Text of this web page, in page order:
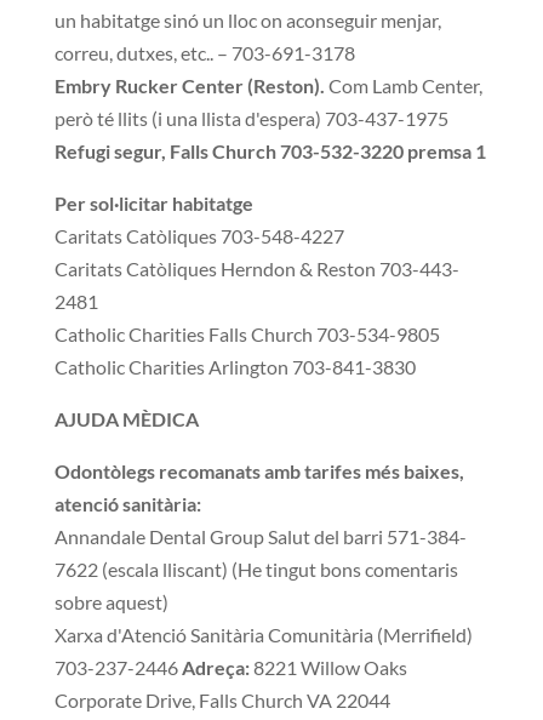
un habitatge sinó un lloc on aconseguir menjar,
correu, dutxes, etc.. – 703-691-3178
Embry Rucker Center (Reston). Com Lamb Center,
però té llits (i una llista d'espera) 703-437-1975
Refugi segur, Falls Church 703-532-3220 premsa 1
Per sol·licitar habitatge
Caritats Catòliques 703-548-4227
Caritats Catòliques Herndon & Reston 703-443-
2481
Catholic Charities Falls Church 703-534-9805
Catholic Charities Arlington 703-841-3830
AJUDA MÈDICA
Odontòlegs recomanats amb tarifes més baixes,
atenció sanitària:
Annandale Dental Group Salut del barri 571-384-
7622 (escala lliscant) (He tingut bons comentaris
sobre aquest)
Xarxa d'Atenció Sanitària Comunitària (Merrifield)
703-237-2446Adreça:8221 Willow Oaks
Corporate Drive, Falls Church VA 22044